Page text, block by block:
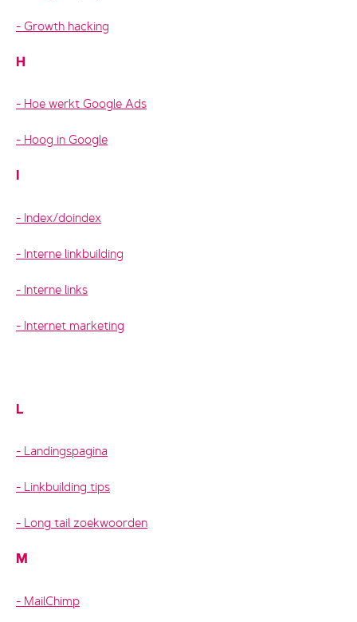
Growth hacking
H
Hoe werkt Google Ads
Hoog in Google
I
Index/doindex
Interne linkbuilding
Interne links
Internet marketing
L
Landingspagina
Linkbuilding tips
Long tail zoekwoorden
M
MailChimp